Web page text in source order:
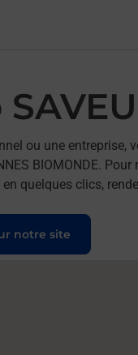
ou une entreprise,
BIOMONDE.
quelques clics,
notre site